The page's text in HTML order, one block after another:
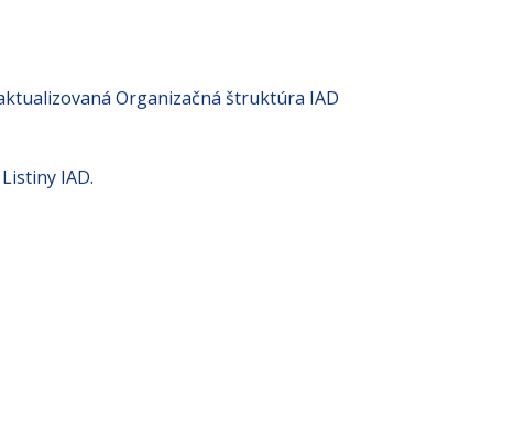
Organizačná štruktúra IAD
IAD.